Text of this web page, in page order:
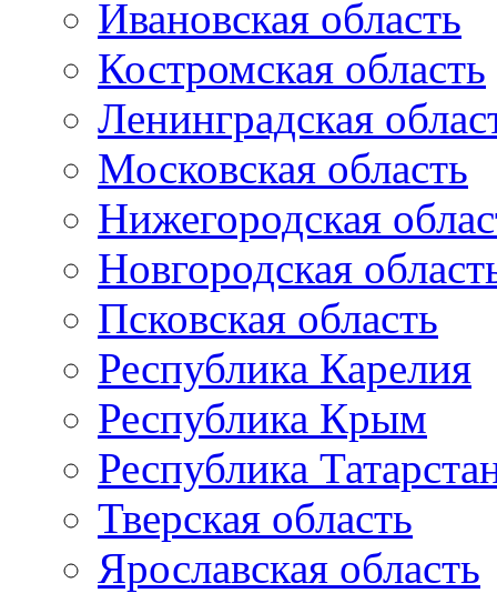
Ивановская область
Костромская область
Ленинградская
Московская область
Нижегородская
Новгородская
Псковская область
Республика Карелия
Республика Крым
Республика
Тверская область
Ярославская область